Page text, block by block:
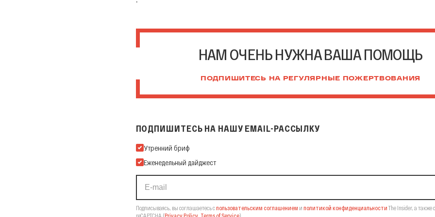
НАМ ОЧЕНЬ НУЖНА ВАША ПОМОЩЬ
ПОДПИШИТЕСЬ НА РЕГУЛЯРНЫЕ ПОЖЕРТВОВАНИЯ
ПОДПИШИТЕСЬ НА НАШУ EMAIL-РАССЫЛКУ
Подпишитесь на нашу Email-рассылку
Утренний бриф
Еженедельный дайджест
Подписываясь, вы соглашаетесь спользовательским соглашением и политикой конфиденциальности The Insider, а также
reCAPTCHA (Privacy Policy, Terms of Service).